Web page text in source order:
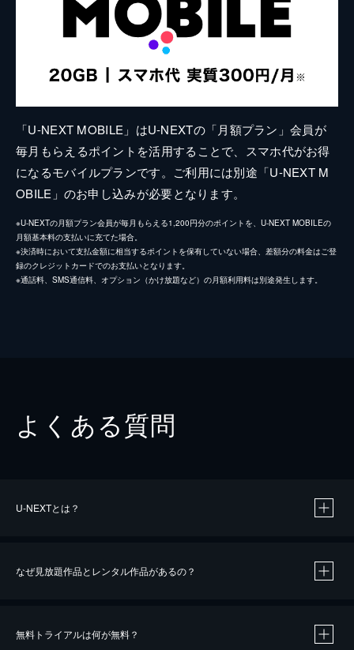
「U-NEXT MOBILE」はU-NEXTの「月額プラン」会員が
毎月もらえるポイントを活用することで、スマホ代がお得
になるモバイルプランです。ご利用には別途「U-NEXT M
OBILE」のお申し込みが必要となります。
※U-NEXTの月額プラン会員が毎月もらえる1,200円分のポイントを、U-NEXT MOBILEの
月額基本料の支払いに充てた場合。
※決済時において支払金額に相当するポイントを保有していない場合、差額分の料金はご登
録のクレジットカードでのお支払いとなります。
※通話料、SMS通信料、オプション（かけ放題など）の月額利用料は別途発生します。
よくある質問
U-NEXTとは？
なぜ見放題作品とレンタル作品があるの？
無料トライアルは何が無料？